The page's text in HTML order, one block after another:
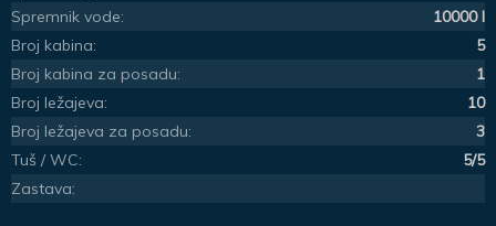
Spremnik vode:
10000 l
Broj kabina:
5
Broj kabina za posadu:
1
Broj ležajeva:
10
Broj ležajeva za posadu:
3
Tuš / WC:
5/5
Zastava: